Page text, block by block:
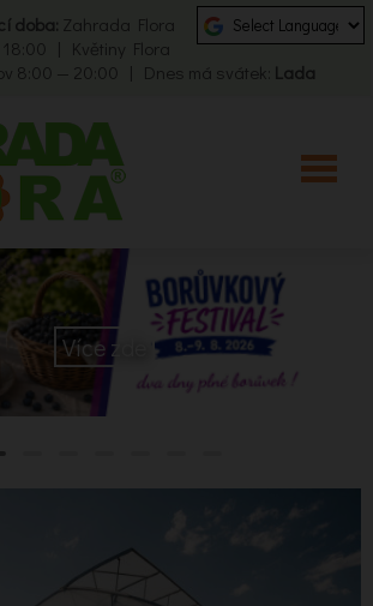
doba: Zahrada Flora
| Květiny Flora
8:00 — 20:00 | Dnes má svátek: Lada
Více zde